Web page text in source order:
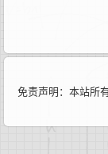
免责声明：本站所